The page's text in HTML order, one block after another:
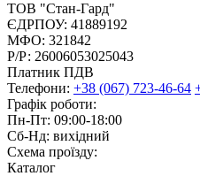
ТОВ "Стан-Гард"
ЄДРПОУ: 41889192
МФО: 321842
Р/Р: 26006053025043
Платник ПДВ
Телефони: +38 (067) 723-46-64
Графік роботи:
Пн-Пт: 09:00-18:00
Сб-Нд: вихідний
Схема проїзду:
Каталог